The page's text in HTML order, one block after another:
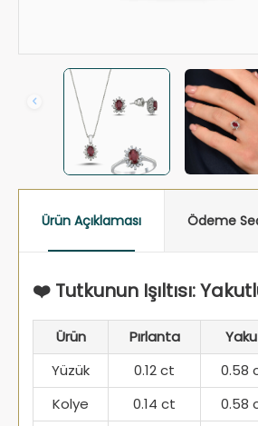
Ürün Açıklaması Ödeme
❤️ Tutkunun Işıltısı:
Ürün Pırlanta
Yüzük
0.12 ct 0.58
Kolye
0.14 ct 0.58